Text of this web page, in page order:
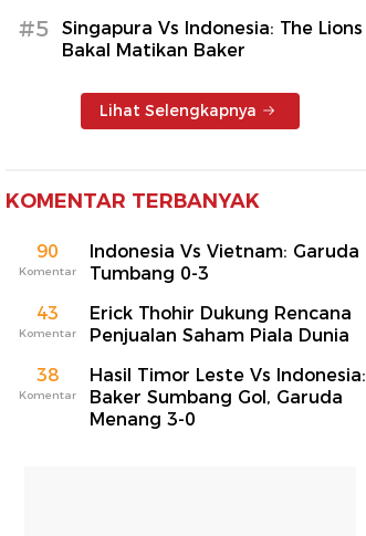
#5
Singapura Vs Indonesia: The Lions
Bakal Matikan Baker
Lihat Selengkapnya
KOMENTAR TERBANYAK
90
Komentar
Indonesia Vs Vietnam: Garuda
Tumbang 0-3
43
Komentar
Erick Thohir Dukung Rencana
Penjualan Saham Piala Dunia
38
Komentar
Hasil Timor Leste Vs Indonesia:
Baker Sumbang Gol, Garuda
Menang 3-0